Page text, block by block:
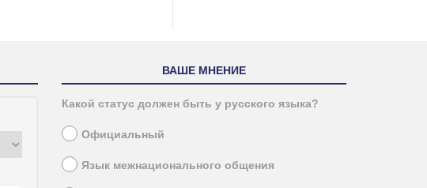
ВАШЕ МНЕНИЕ
Какой статус должен быть у русского языка?
Официальный
Язык межнационального общения